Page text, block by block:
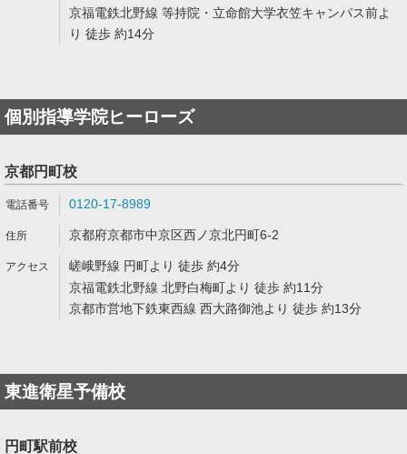
京福電鉄北野線 等持院・立命館大学衣笠キャンパス前よ
り 徒歩 約14分
個別指導学院ヒーローズ
京都円町校
0120-17-8989
京都府京都市中京区西ノ京北円町6-2
嵯峨野線 円町より 徒歩 約4分
京福電鉄北野線 北野白梅町より 徒歩 約11分
京都市営地下鉄東西線 西大路御池より 徒歩 約13分
東進衛星予備校
円町駅前校